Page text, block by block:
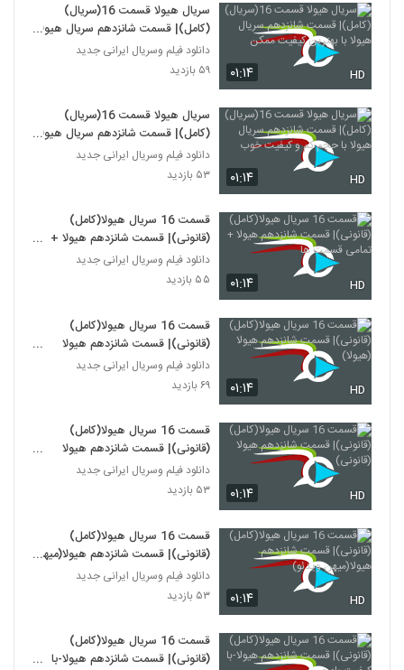
۰۱:۱۴ HD
سریال هیولا قسمت 16(سریال)
(کامل)| قسمت شانزدهم سریال هیولا
با بهترین کیفیت ممکن
دانلود فیلم وسریال ایرانی جدید
۵۹ بازدید
۰۱:۱۴ HD
سریال هیولا قسمت 16(سریال)
(کامل)| قسمت شانزدهم سریال هیولا
با حجم کم و کیفیت خوب
دانلود فیلم وسریال ایرانی جدید
۵۳ بازدید
۰۱:۱۴ HD
قسمت 16 سریال هیولا(کامل)
(قانونی)| قسمت شانزدهم هیولا +
تمامی قسمت ها
دانلود فیلم وسریال ایرانی جدید
۵۵ بازدید
۰۱:۱۴ HD
قسمت 16 سریال هیولا(کامل)
(قانونی)| قسمت شانزدهم هیولا
(هیولا)
دانلود فیلم وسریال ایرانی جدید
۶۹ بازدید
۰۱:۱۴ HD
قسمت 16 سریال هیولا(کامل)
(قانونی)| قسمت شانزدهم هیولا
(قانونی)
دانلود فیلم وسریال ایرانی جدید
۵۳ بازدید
۰۱:۱۴ HD
قسمت 16 سریال هیولا(کامل)
(قانونی)| قسمت شانزدهم هیولا(میهن
ویدئو)
دانلود فیلم وسریال ایرانی جدید
۵۳ بازدید
قسمت 16 سریال هیولا(کامل)
(قانونی)| قسمت شانزدهم هیولا-با